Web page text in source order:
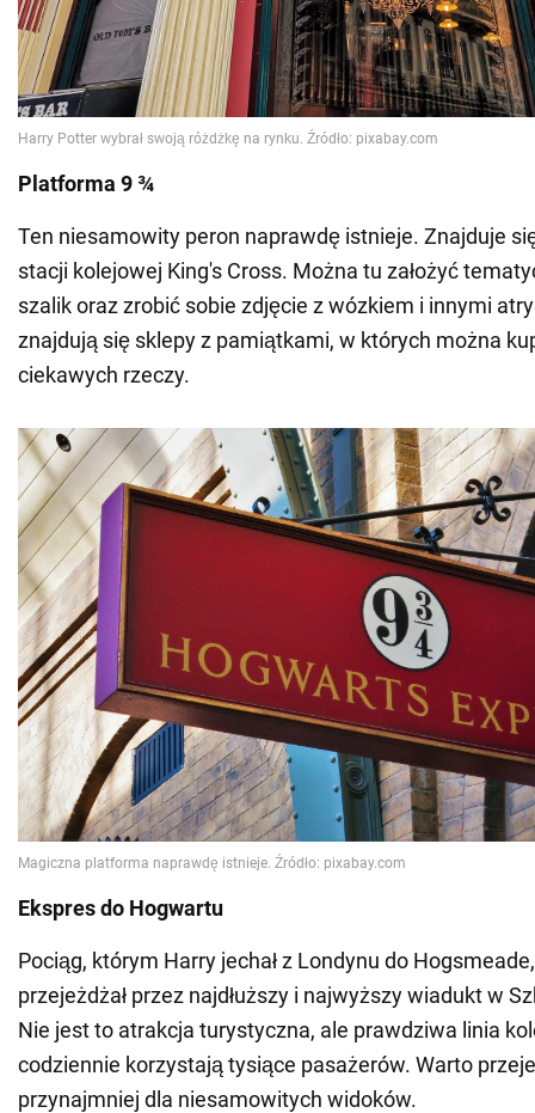
Platforma 9 ¾
Ten niesamowity peron naprawdę istnieje. Znajduje
stacji kolejowej King's Cross. Można tu założyć
szalik oraz zrobić sobie zdjęcie z wózkiem i innymi
znajdują się sklepy z pamiątkami, w których można
ciekawych rzeczy.
Ekspres do Hogwartu
Pociąg, którym Harry jechał z Londynu do
przejeżdżał przez najdłuższy i najwyższy wiadukt w
Nie jest to atrakcja turystyczna, ale prawdziwa linia
codziennie korzystają tysiące pasażerów. Warto
przynajmniej dla niesamowitych widoków.